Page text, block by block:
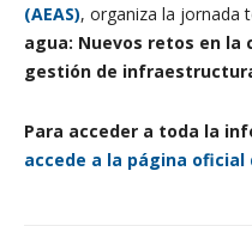
(AEAS), organiza la jornada
agua: Nuevos retos en
gestión de
Para acceder a toda la
accede a la página oficial